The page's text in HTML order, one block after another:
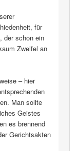
für
der schon ein
Zweifel an
– hier
Man sollte
Geistes
es brennend
Gerichtsakten